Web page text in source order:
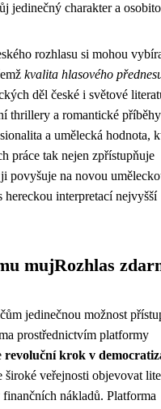
jedinečný charakter a
rozhlasu si mohou
kvalita hlasového
děl české i světové
thrillery a romantické
a umělecká hodnota,
práce tak nejen zpřístupňuje
povyšuje na novou
hereckou interpretací nejvyšší
mujRozhlas
jedinečnou možnost
prostřednictvím platformy
revoluční krok v
široké veřejnosti objevovat
nákladů. Platforma